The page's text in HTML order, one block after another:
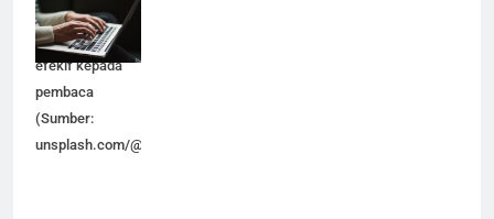
isi hati dan
pikiran secara
efekif kepada
pembaca
(Sumber:
unsplash.com/@kaitlynbaker)